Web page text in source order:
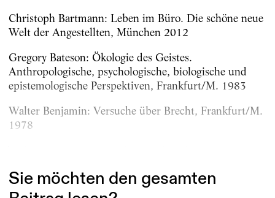
Christoph Bartmann: Leben im Büro. Die schöne neue
Welt der Angestellten, München 2012
Gregory Bateson: Ökologie des Geistes.
Anthropologische, psychologische, biologische und
epistemologische Perspektiven, Frankfurt/M. 1983
Walter Benjamin: Versuche über Brecht, Frankfurt/M.
1978
Sie möchten den gesamten